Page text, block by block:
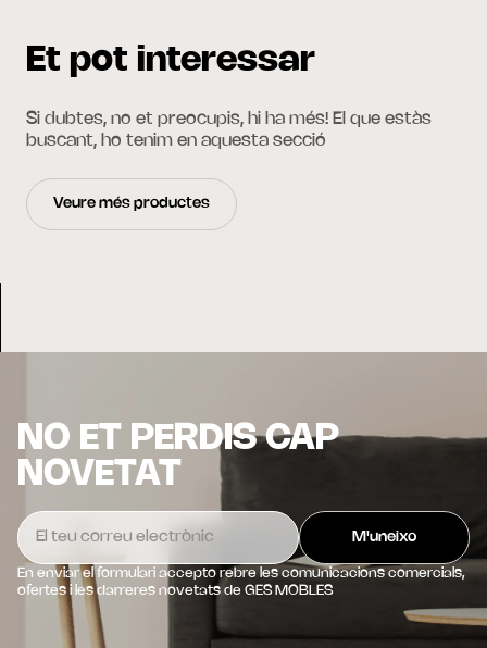
Et pot interessar
Si dubtes, no et preocupis, hi ha més! El que estàs
buscant, ho tenim en aquesta secció
Veure més productes
NO ET PERDIS CAP
NOVETAT
En enviar el formulari accepto rebre les comunicacions comercials,
ofertes i les darreres novetats de GES MOBLES